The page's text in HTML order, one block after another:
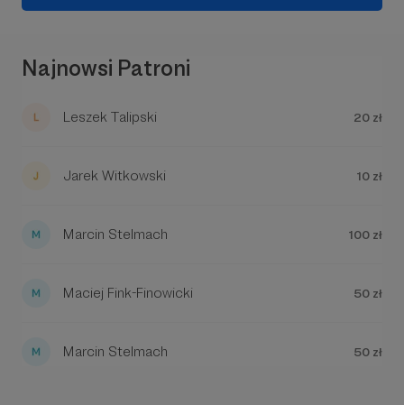
Najnowsi Patroni
Leszek Talipski 20 zł
Jarek Witkowski 10 zł
Marcin Stelmach 100 zł
Maciej Fink-Finowicki 50 zł
Marcin Stelmach 50 zł